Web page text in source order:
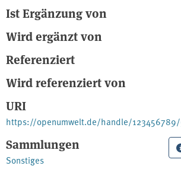
Ist Ergänzung von
Wird ergänzt von
Referenziert
Wird referenziert von
URI
https://openumwelt.de/handle/
Sammlungen
Sonstiges